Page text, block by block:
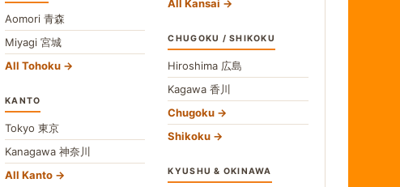
Aomori 青森
Miyagi 宮城
All Tohoku
KANTO
Tokyo 東京
Kanagawa 神奈川
All Kanto
All Kansai
CHUGOKU / SHIKOKU
Hiroshima 広島
Kagawa香川
Chugoku
Shikoku
KYUSHU & OKINAWA